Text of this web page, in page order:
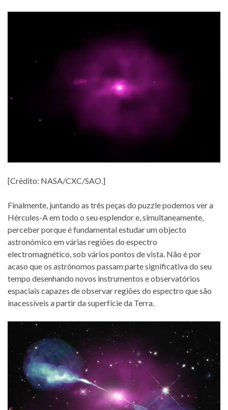
[Crédito: NASA/CXC/SAO.]
Finalmente, juntando as três peças do puzzle podemos ver a
Hércules-A em todo o seu esplendor e, simultaneamente,
perceber porque é fundamental estudar um objecto
astronómico em várias regiões do espectro
electromagnético, sob vários pontos de vista. Não é por
acaso que os astrónomos passam parte significativa do seu
tempo desenhando novos instrumentos e observatórios
espaciais capazes de observar regiões do espectro que são
inacessíveis a partir da superfície da Terra.